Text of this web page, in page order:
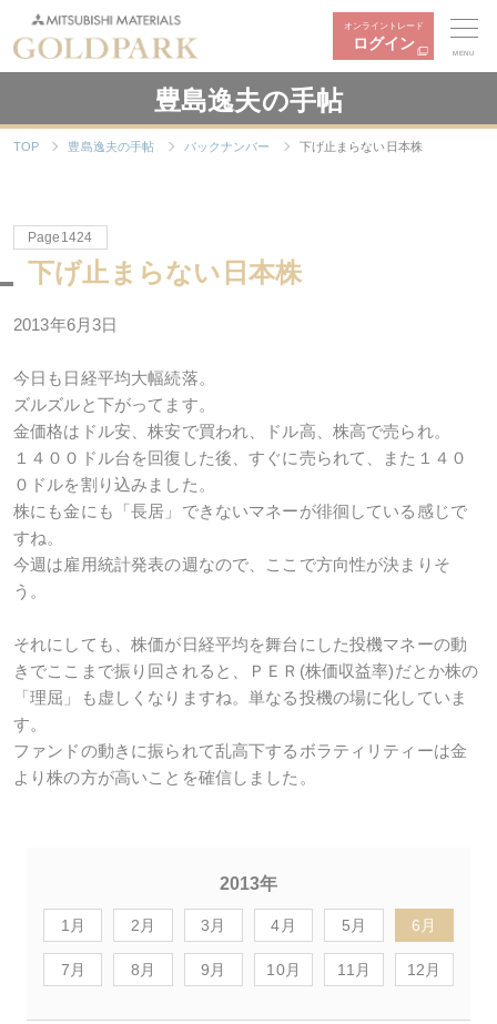
オンライントレード
ログイン
MENU
豊島逸夫の手帖
TOP 豊島逸夫の手帖 バックナンバー 下げ止まらない日本株
Page1424
下げ止まらない日本株
2013年6月3日
今日も日経平均大幅続落。
ズルズルと下がってます。
金価格はドル安、株安で買われ、ドル高、株高で売られ。
１４００ドル台を回復した後、すぐに売られて、また１４０
０ドルを割り込みました。
株にも金にも「長居」できないマネーが徘徊している感じで
すね。
今週は雇用統計発表の週なので、ここで方向性が決まりそ
う。
それにしても、株価が日経平均を舞台にした投機マネーの動
きでここまで振り回されると、ＰＥＲ(株価収益率)だとか株の
「理屈」も虚しくなりますね。単なる投機の場に化していま
す。
ファンドの動きに振られて乱高下するボラティリティーは金
より株の方が高いことを確信しました。
2013年
1月 2月 3月 4月 5月 6月
7月 8月 9月 10月 11月 12月